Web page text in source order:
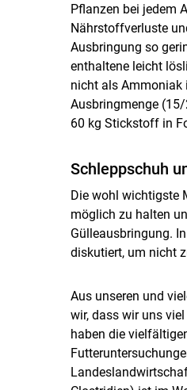
Pflanzen bei jedem
Nährstoffverluste
Ausbringung so
enthaltene leicht
nicht als Ammoniak
Ausbringmenge
60 kg Stickstoff in
Schleppschuh
Die wohl wichtigste
möglich zu halten
Gülleausbringung.
diskutiert, um nicht
Aus unseren und
wir, dass wir uns
haben die